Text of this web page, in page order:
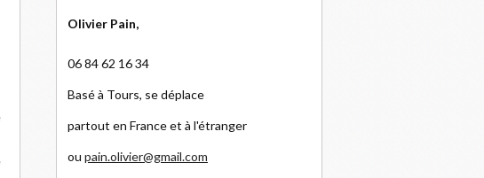
Olivier Pain,
06 84 62 16 34
Basé à Tours, se déplace
partout en France et à l'étranger
ou pain.olivier@gmail.com